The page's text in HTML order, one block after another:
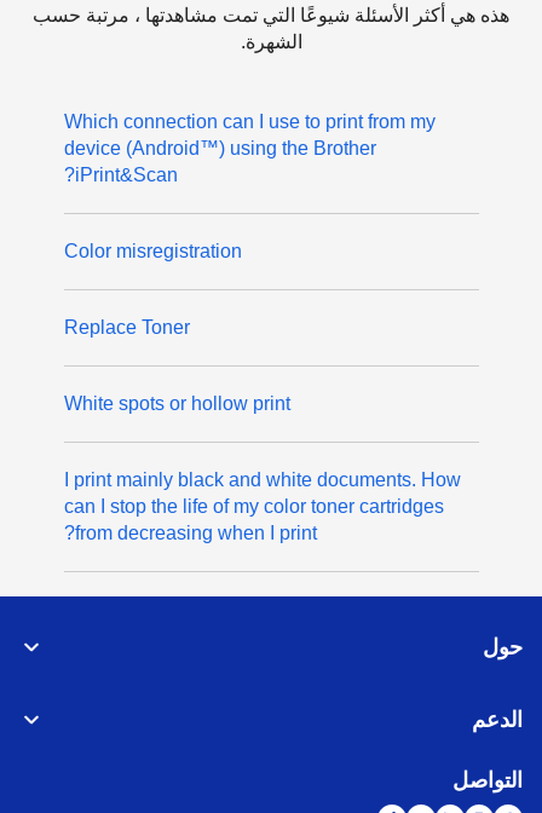
هذه هي أكثر الأسئلة شيوعًا التي تمت مشاهدتها ، مرتبة حسب
الشهرة.
Which connection can I use to print from my
device (Android™) using the Brother
iPrint&Scan?
Color misregistration
Replace Toner
White spots or hollow print
I print mainly black and white documents. How
can I stop the life of my color toner cartridges
from decreasing when I print?
حول
الدعم
التواصل